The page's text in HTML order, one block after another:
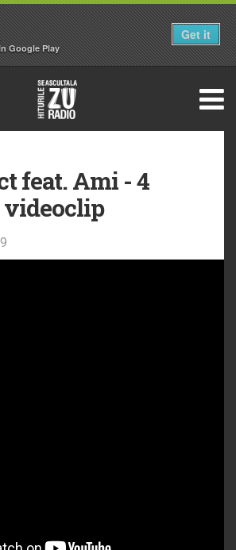
feat. Ami - 4
videoclip
Google Play
Get it